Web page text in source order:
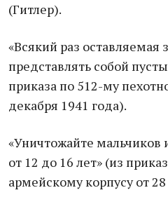
(Гитлер).
«Всякий раз оставляемая
представлять собой
приказа по 512-му
декабря 1941 года).
«Уничтожайте мальчиков
от 12 до 16 лет» (из
армейскому корпусу от